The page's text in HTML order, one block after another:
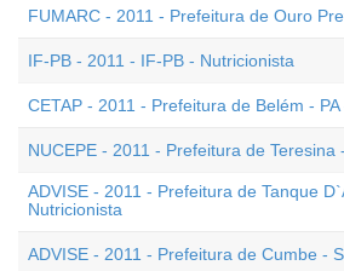
FUMARC - 2011 - Prefeitura de Ouro
IF-PB - 2011 - IF-PB - Nutricionista
CETAP - 2011 - Prefeitura de Belém -
NUCEPE - 2011 - Prefeitura de Teresina
ADVISE - 2011 - Prefeitura de Tanque
Nutricionista
ADVISE - 2011 - Prefeitura de Cumbe -